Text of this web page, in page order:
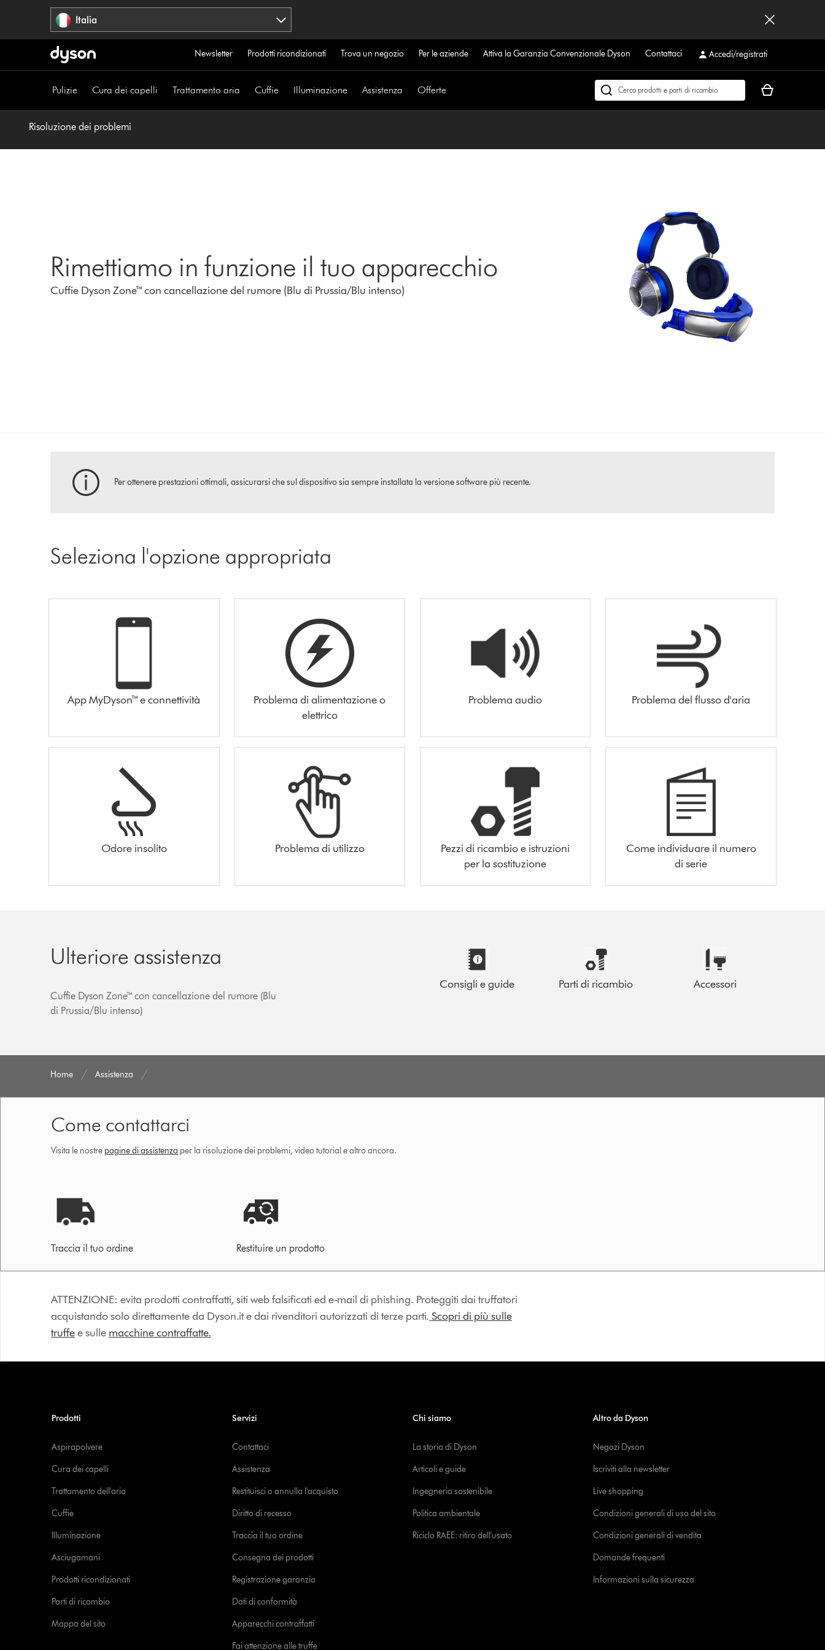
Italia
Newsletter Prodotti ricondizionati Trova un negozio Per le aziende Attiva la Garanzia Convenzionale Dyson Contattaci Accedi/registrati
Pulizie Cura dei capelli Trattamento aria Cuffie Illuminazione Assistenza Offerte
Cerca
Il
Risoluzione dei problemi
Rimettiamo in funzione il tuo apparecchio
Cuffie Dyson Zone™ con cancellazione del rumore (Blu di Prussia/Blu intenso)
Per ottenere prestazioni ottimali, assicurarsi che sul dispositivo sia sempre installata la versione software più recente.
Seleziona l'opzione appropriata
App MyDyson™ e connettività
Problema di alimentazione o
elettrico
Problema audio Problema del flusso d'aria
Odore insolito Problema di utilizzo
Pezzi di ricambio e istruzioni
per la sostituzione
Come individuare il numero
di serie
Ulteriore assistenza
Cuffie Dyson Zone™ con cancellazione del rumore (Blu
di Prussia/Blu intenso)
Consigli e guide Parti di ricambio Accessori
Home Assistenza
Come contattarci
Visita le nostre pagine di assistenza per la risoluzione dei problemi, video tutorial e altro ancora.
Traccia il tuo ordine Restituire un prodotto
ATTENZIONE: evita prodotti contraffatti, siti web falsificati ed e-mail di phishing. Proteggiti dai truffatori
acquistando solo direttamente da Dyson.it e dai rivenditori autorizzati di terze parti. Scopri di più sulle
truffee sulle macchine contraffatte.
Prodotti
Aspirapolvere
Cura dei capelli
Trattamento dell'aria
Cuffie
Illuminazione
Asciugamani
Prodotti ricondizionati
Parti di ricambio
Mappa del sito
Servizi
Contattaci
Assistenza
Restituisci o annulla l'acquisto
Diritto di recesso
Traccia il tuo ordine
Consegna dei prodotti
Registrazione garanzia
Dati di conformità
Apparecchi contraffatti
Fai attenzione alle truffe
Chi siamo
La storia di Dyson
Articoli e guide
Ingegneria sostenibile
Politica ambientale
Riciclo RAEE: ritiro dell'usato
Altro da Dyson
Negozi Dyson
Iscriviti alla newsletter
Live shopping
Condizioni generali di uso del sito
Condizioni generali di vendita
Domande frequenti
Informazioni sulla sicurezza